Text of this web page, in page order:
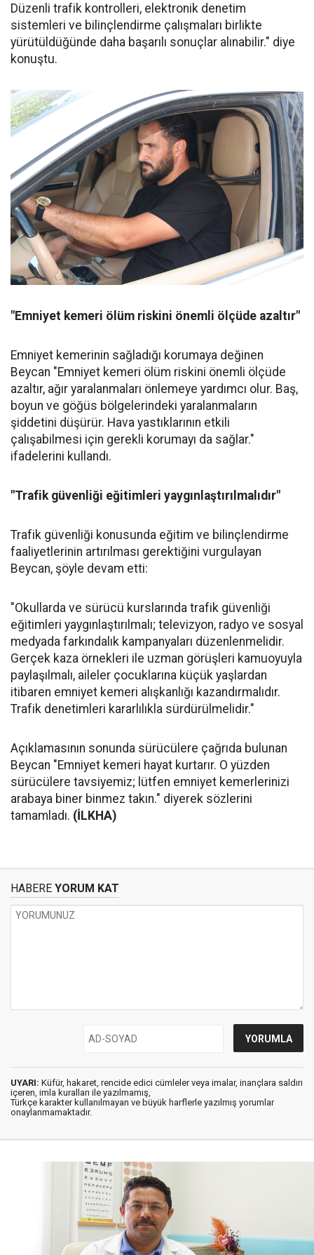
Düzenli trafik kontrolleri, elektronik denetim
sistemleri ve bilinçlendirme çalışmaları birlikte
yürütüldüğünde daha başarılı sonuçlar alınabilir." diye
konuştu.
"Emniyet kemeri ölüm riskini önemli ölçüde azaltır"
Emniyet kemerinin sağladığı korumaya değinen
Beycan "Emniyet kemeri ölüm riskini önemli ölçüde
azaltır, ağır yaralanmaları önlemeye yardımcı olur. Baş,
boyun ve göğüs bölgelerindeki yaralanmaların
şiddetini düşürür. Hava yastıklarının etkili
çalışabilmesi için gerekli korumayı da sağlar."
ifadelerini kullandı.
"Trafik güvenliği eğitimleri yaygınlaştırılmalıdır"
Trafik güvenliği konusunda eğitim ve bilinçlendirme
faaliyetlerinin artırılması gerektiğini vurgulayan
Beycan, şöyle devam etti:
"Okullarda ve sürücü kurslarında trafik güvenliği
eğitimleri yaygınlaştırılmalı; televizyon, radyo ve sosyal
medyada farkındalık kampanyaları düzenlenmelidir.
Gerçek kaza örnekleri ile uzman görüşleri kamuoyuyla
paylaşılmalı, aileler çocuklarına küçük yaşlardan
itibaren emniyet kemeri alışkanlığı kazandırmalıdır.
Trafik denetimleri kararlılıkla sürdürülmelidir."
Açıklamasının sonunda sürücülere çağrıda bulunan
Beycan "Emniyet kemeri hayat kurtarır. O yüzden
sürücülere tavsiyemiz; lütfen emniyet kemerlerinizi
arabaya biner binmez takın." diyerek sözlerini
tamamladı. (İLKHA)
HABERE YORUM KAT
UYARI: Küfür, hakaret, rencide edici cümleler veya imalar, inançlara saldırı
içeren, imla kuralları ile yazılmamış,
Türkçe karakter kullanılmayan ve büyük harflerle yazılmış yorumlar
onaylanmamaktadır.